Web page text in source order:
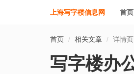
上海写字楼信息网 首页
首页 相关文章 详情页
写字楼办